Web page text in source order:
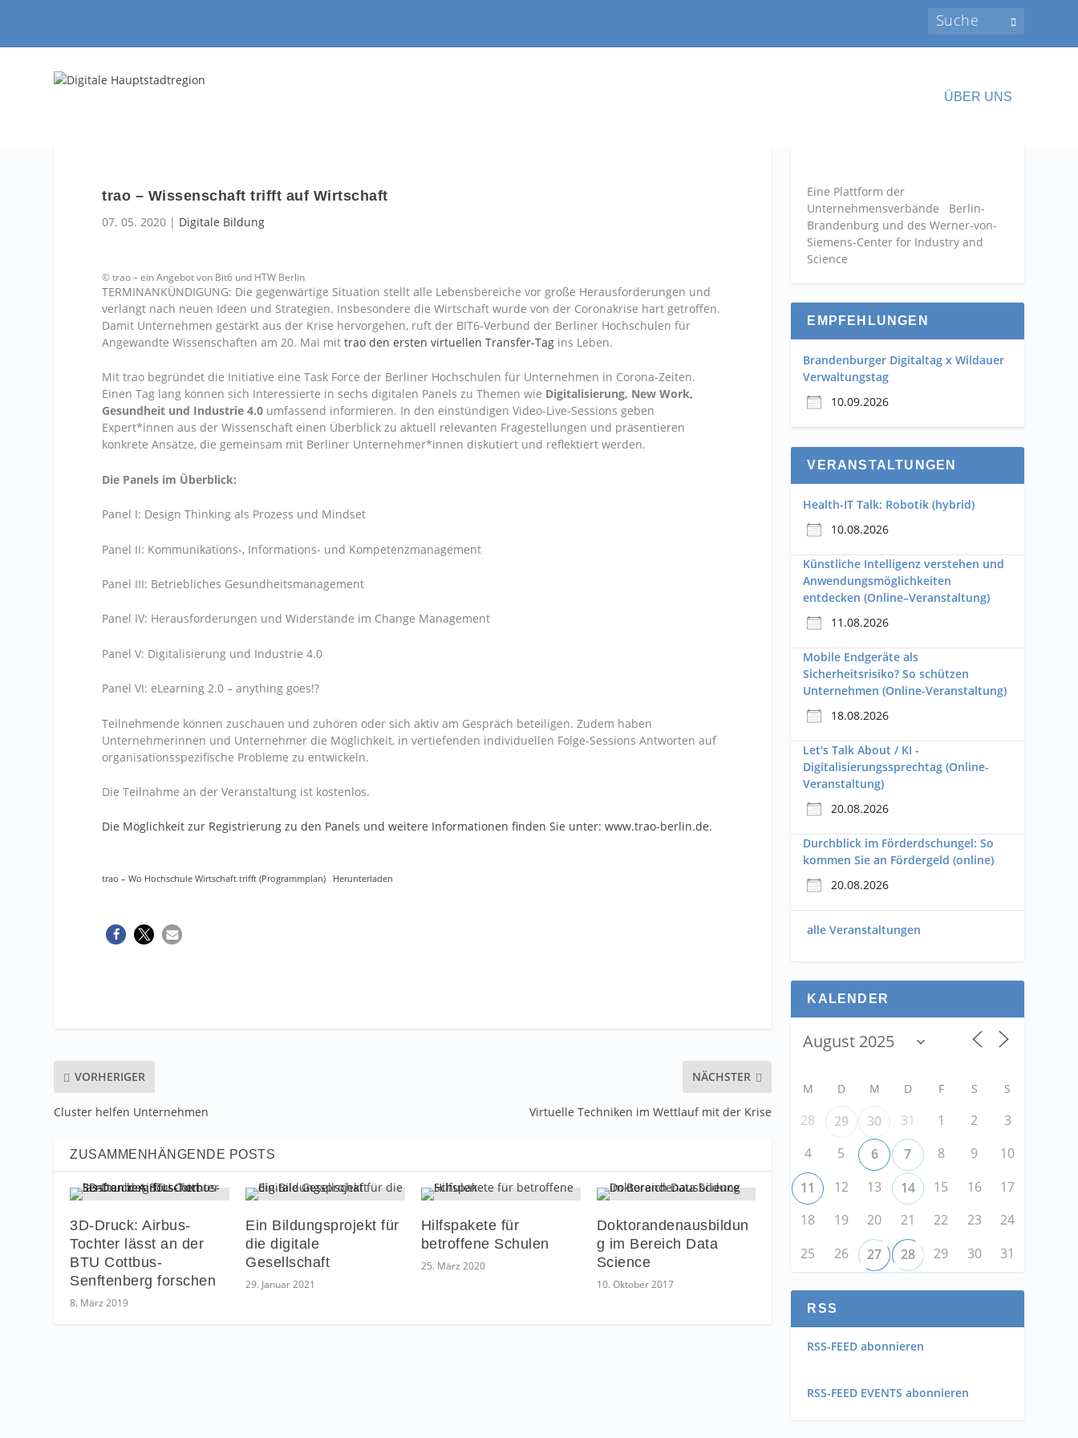
ÜBER UNS
trao – Wissenschaft trifft auf Wirtschaft
07. 05. 2020 | Digitale Bildung
© trao – ein Angebot von Bit6 und HTW Berlin
TERMINANKÜNDIGUNG: Die gegenwärtige Situation stellt alle Lebensbereiche vor große Herausforderungen und
verlangt nach neuen Ideen und Strategien. Insbesondere die Wirtschaft wurde von der Coronakrise hart getroffen.
Damit Unternehmen gestärkt aus der Krise hervorgehen, ruft der BIT6-Verbund der Berliner Hochschulen für
Angewandte Wissenschaften am 20. Mai mittrao den ersten virtuellen Transfer-Tag ins Leben.
Mit trao begründet die Initiative eine Task Force der Berliner Hochschulen für Unternehmen in Corona-Zeiten.
Einen Tag lang können sich Interessierte in sechs digitalen Panels zu Themen wie Digitalisierung, New Work,
Gesundheit und Industrie 4.0 umfassend informieren. In den einstündigen Video-Live-Sessions geben
Expert*innen aus der Wissenschaft einen Überblick zu aktuell relevanten Fragestellungen und präsentieren
konkrete Ansätze, die gemeinsam mit Berliner Unternehmer*innen diskutiert und reflektiert werden.
Die Panels im Überblick:
Panel I: Design Thinking als Prozess und Mindset
Panel II: Kommunikations-, Informations- und Kompetenzmanagement
Panel III: Betriebliches Gesundheitsmanagement
Panel IV: Herausforderungen und Widerstände im Change Management
Panel V: Digitalisierung und Industrie 4.0
Panel VI: eLearning 2.0 – anything goes!?
Teilnehmende können zuschauen und zuhören oder sich aktiv am Gespräch beteiligen. Zudem haben
Unternehmerinnen und Unternehmer die Möglichkeit, in vertiefenden individuellen Folge-Sessions Antworten auf
organisationsspezifische Probleme zu entwickeln.
Die Teilnahme an der Veranstaltung ist kostenlos.
Die Möglichkeit zur Registrierung zu den Panels und weitere Informationen finden Sie unter: www.trao-berlin.de.
trao – Wo Hochschule Wirtschaft trifft (Programmplan) Herunterladen
VORHERIGER
Cluster helfen Unternehmen
NÄCHSTER
Virtuelle Techniken im Wettlauf mit der Krise
ZUSAMMENHÄNGENDE POSTS
3D-Druck: Airbus-
Tochter lässt an der
BTU Cottbus-
Senftenberg forschen
8. März 2019
Ein Bildungsprojekt für
die digitale
Gesellschaft
29. Januar 2021
Hilfspakete für
betroffene Schulen
25. März 2020
Doktorandenausbildun
g im Bereich Data
Science
10. Oktober 2017
Eine Plattform der
Unternehmensverbände Berlin-
Brandenburg und des Werner-von-
Siemens-Center for Industry and
Science
EMPFEHLUNGEN
Brandenburger Digitaltag x Wildauer
Verwaltungstag
10.09.2026
VERANSTALTUNGEN
Health-IT Talk: Robotik (hybrid)
10.08.2026
Künstliche Intelligenz verstehen und
Anwendungsmöglichkeiten
entdecken (Online–Veranstaltung)
11.08.2026
Mobile Endgeräte als
Sicherheitsrisiko? So schützen
Unternehmen (Online-Veranstaltung)
18.08.2026
Let's Talk About / KI -
Digitalisierungssprechtag (Online-
Veranstaltung)
20.08.2026
Durchblick im Förderdschungel: So
kommen Sie an Fördergeld (online)
20.08.2026
alle Veranstaltungen
KALENDER
M D M D F S S
28 29 30 31 1 2
3
4
5 6 7 8 9
10
11
12 13 14 15 16
17
18
19 20 21 22 23
24
25
26 27 28 29 30 31
RSS
RSS-FEED abonnieren
RSS-FEED EVENTS abonnieren